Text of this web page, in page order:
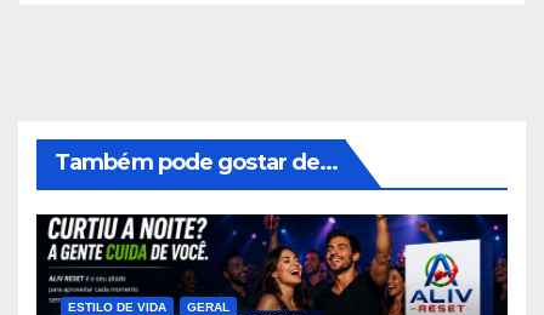
Também pode gostar de...
ESTILO DE VIDA GERAL